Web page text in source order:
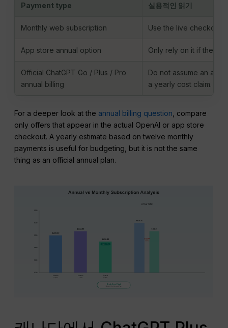
Payment type 실용적인 읽기
Monthly web subscription Use the live checkout
App store annual option Only rely on it if the
Official ChatGPT Go / Plus / Pro
annual billing
Do not assume an
a yearly cost claim.
For a deeper look at the annual billing question , compare
only offers that appear in the actual OpenAI or app store
checkout. A yearly estimate based on twelve monthly
payments is useful for budgeting, but it is not the same
thing as an official annual plan.